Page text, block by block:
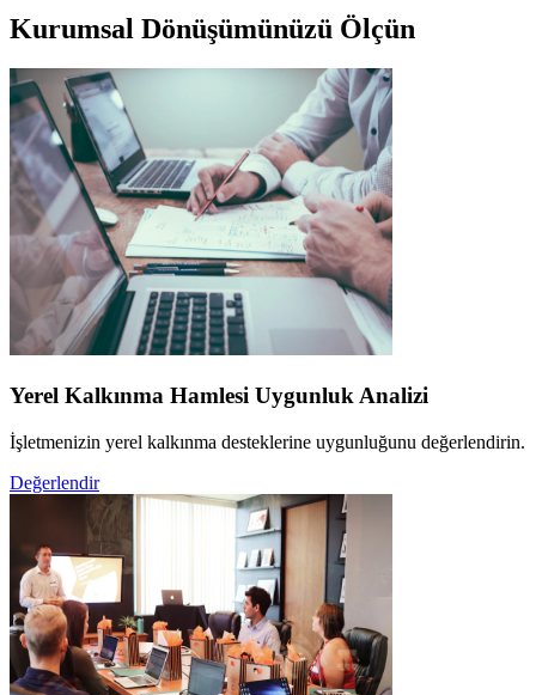
Kurumsal Dönüşümünüzü Ölçün
Yerel Kalkınma Hamlesi Uygunluk Analizi
İşletmenizin yerel kalkınma desteklerine uygunluğunu değerlendirin.
Değerlendir